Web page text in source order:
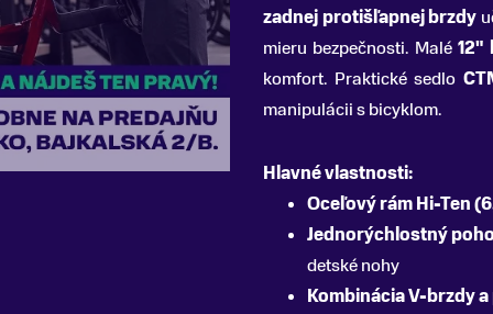
zadnej protišľapnej brzdy
mieru bezpečnosti. Malé12"
komfort. Praktické sedlo
manipulácii s bicyklom.
Hlavné vlastnosti:
Oceľový rám Hi-Ten
Jednorýchlostný
detské nohy
Kombinácia V-brzdy